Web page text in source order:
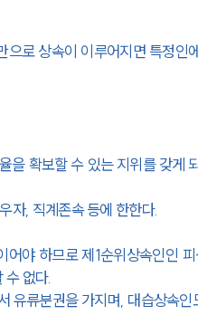
로 상속이 이루어지면 특정인
을 확보할 수 있는 지위를 갖게
자, 직계존속 등에 한한다.
야 하므로 제1순위상속인인
없다.
유류분권을 가지며, 대습상속